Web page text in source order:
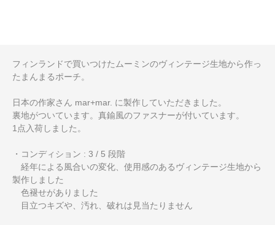
フィンランドで買いつけたムーミンのヴィンテージ生地から作っ
たまんまるポーチ。
日本の作家さん mar+mar. に製作していただきました。
裏地がついています。真鍮風のファスナーが付いています。
1点入荷しました。
・コンディション : 3 / 5 段階
経年による風合いの変化、使用感のあるヴィンテージ生地から
製作しました
色褪せがありました
目立つキズや、汚れ、破れは見当たりません